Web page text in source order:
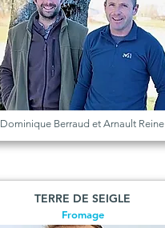
Dominique Berraud et Arnault Reine
TERRE DE SEIGLE
Fromage